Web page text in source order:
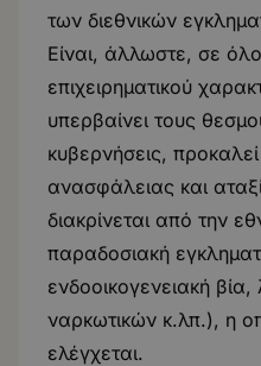
των διεθνικών
Είναι, άλλωστε, σε
επιχειρηματικού
υπερβαίνει τους
κυβερνήσεις,
ανασφάλειας και
διακρίνεται από την
παραδοσιακή
ενδοοικογενειακή
ναρκωτικών κ.λπ.), η
ελέγχεται.